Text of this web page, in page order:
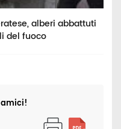
alberi abbattuti
del fuoco